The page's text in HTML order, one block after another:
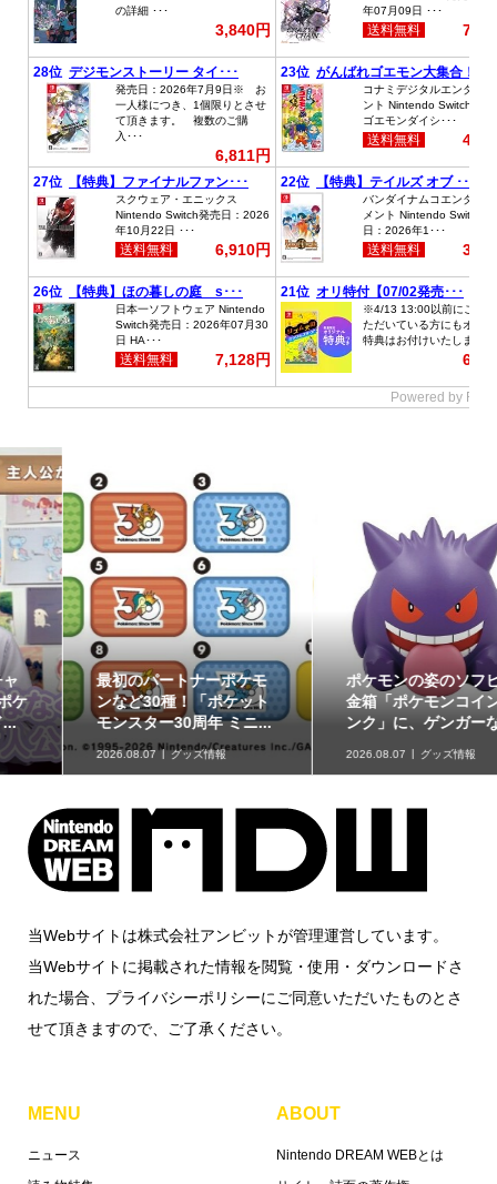
最初のパートナーポケモ
ンなど30種！「ポケット
モンスター30周年 ミニ...
2026.08.07 グッズ情報
ポケモンの姿のソフビ貯
金箱「ポケモンコインバ
ンク」に、ゲンガーな...
2026.08.07 グッズ情報
当Webサイトは株式会社アンビットが管理運営しています。
当Webサイトに掲載された情報を閲覧・使用・ダウンロードさ
れた場合、プライバシーポリシーにご同意いただいたものとさ
せて頂きますので、ご了承ください。
MENU
ニュース
ABOUT
Nintendo DREAM WEBとは